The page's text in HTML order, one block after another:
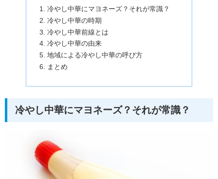
冷やし中華にマヨネーズ？それが常識？
冷やし中華の時期
冷やし中華前線とは
冷やし中華の由来
地域による冷やし中華の呼び方
まとめ
冷やし中華にマヨネーズ？それが常識？